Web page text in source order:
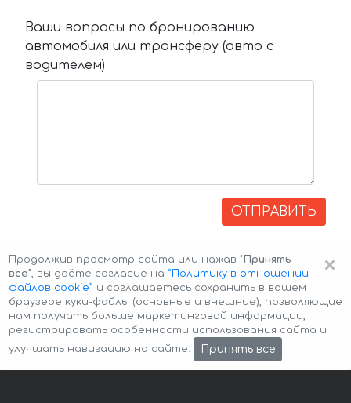
Ваши вопросы по бронированию
автомобиля или трансферу (авто с
водителем)
ОТПРАВИТЬ
Авторские права © 2026 Авто-Аренда Cookie Policy
×
Продолжив просмотр сайта или нажав "Принять
все", вы даёте согласие на ”Политику в отношении
файлов cookie” и соглашаетесь сохранить в вашем
браузере куки-файлы (основные и внешние), позволяющие
нам получать больше маркетинговой информации,
регистрировать особенности использования сайта и
улучшать навигацию на сайте.
Принять все